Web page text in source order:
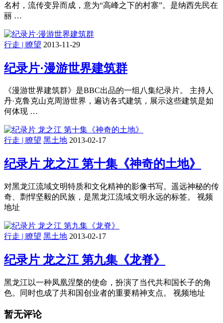
名村，流传变异而成，意为“高峰之下的村寨”。是纳西先民在
丽 …
行走 | 瞭望 2013-11-29
纪录片·漫游世界建筑群
《漫游世界建筑群》是BBC出品的一组八集纪录片。 主持人
丹·克鲁克山克周游世界，遍访各式建筑，展示这些建筑是如
何体现 …
行走 | 瞭望 黑土地 2013-02-17
纪录片 龙之江 第十集《神奇的土地》
对黑龙江流域文明特质和文化精神的影像书写。遥远神秘的传
奇、剽悍坚毅的民族，是黑龙江流域文明永远的标签。 视频
地址
行走 | 瞭望 黑土地 2013-02-17
纪录片 龙之江 第九集《龙脊》
黑龙江以一种凤凰涅槃的使命，扮演了当代共和国长子的角
色。同时也成了共和国创业者的重要精神支点。 视频地址
暂无评论